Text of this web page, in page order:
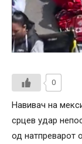
0
Навивач на
срцев удар
од натпреварот